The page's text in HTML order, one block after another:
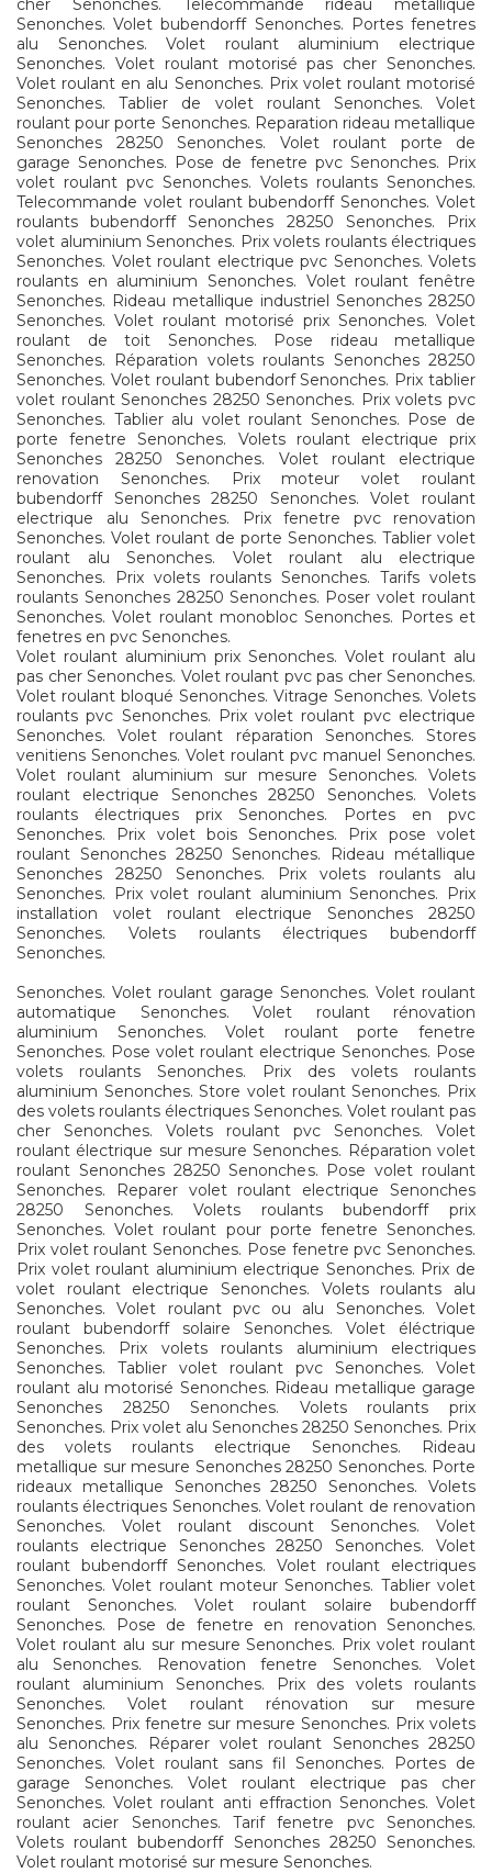
cher Senonches. Telecommande rideau metallique
Senonches. Volet bubendorff Senonches. Portes fenetres
alu Senonches. Volet roulant aluminium electrique
Senonches. Volet roulant motorisé pas cher Senonches.
Volet roulant en alu Senonches. Prix volet roulant motorisé
Senonches. Tablier de volet roulant Senonches. Volet
roulant pour porte Senonches. Reparation rideau metallique
Senonches 28250 Senonches. Volet roulant porte de
garage Senonches. Pose de fenetre pvc Senonches. Prix
volet roulant pvc Senonches. Volets roulants Senonches.
Telecommande volet roulant bubendorff Senonches. Volet
roulants bubendorff Senonches 28250 Senonches. Prix
volet aluminium Senonches. Prix volets roulants électriques
Senonches. Volet roulant electrique pvc Senonches. Volets
roulants en aluminium Senonches. Volet roulant fenêtre
Senonches. Rideau metallique industriel Senonches 28250
Senonches. Volet roulant motorisé prix Senonches. Volet
roulant de toit Senonches. Pose rideau metallique
Senonches. Réparation volets roulants Senonches 28250
Senonches. Volet roulant bubendorf Senonches. Prix tablier
volet roulant Senonches 28250 Senonches. Prix volets pvc
Senonches. Tablier alu volet roulant Senonches. Pose de
porte fenetre Senonches. Volets roulant electrique prix
Senonches 28250 Senonches. Volet roulant electrique
renovation Senonches. Prix moteur volet roulant
bubendorff Senonches 28250 Senonches. Volet roulant
electrique alu Senonches. Prix fenetre pvc renovation
Senonches. Volet roulant de porte Senonches. Tablier volet
roulant alu Senonches. Volet roulant alu electrique
Senonches. Prix volets roulants Senonches. Tarifs volets
roulants Senonches 28250 Senonches. Poser volet roulant
Senonches. Volet roulant monobloc Senonches. Portes et
fenetres en pvc Senonches.
Volet roulant aluminium prix Senonches. Volet roulant alu
pas cher Senonches. Volet roulant pvc pas cher Senonches.
Volet roulant bloqué Senonches. Vitrage Senonches. Volets
roulants pvc Senonches. Prix volet roulant pvc electrique
Senonches. Volet roulant réparation Senonches. Stores
venitiens Senonches. Volet roulant pvc manuel Senonches.
Volet roulant aluminium sur mesure Senonches. Volets
roulant electrique Senonches 28250 Senonches. Volets
roulants électriques prix Senonches. Portes en pvc
Senonches. Prix volet bois Senonches. Prix pose volet
roulant Senonches 28250 Senonches. Rideau métallique
Senonches 28250 Senonches. Prix volets roulants alu
Senonches. Prix volet roulant aluminium Senonches. Prix
installation volet roulant electrique Senonches 28250
Senonches. Volets roulants électriques bubendorff
Senonches.
Senonches. Volet roulant garage Senonches. Volet roulant
automatique Senonches. Volet roulant rénovation
aluminium Senonches. Volet roulant porte fenetre
Senonches. Pose volet roulant electrique Senonches. Pose
volets roulants Senonches. Prix des volets roulants
aluminium Senonches. Store volet roulant Senonches. Prix
des volets roulants électriques Senonches. Volet roulant pas
cher Senonches. Volets roulant pvc Senonches. Volet
roulant électrique sur mesure Senonches. Réparation volet
roulant Senonches 28250 Senonches. Pose volet roulant
Senonches. Reparer volet roulant electrique Senonches
28250 Senonches. Volets roulants bubendorff prix
Senonches. Volet roulant pour porte fenetre Senonches.
Prix volet roulant Senonches. Pose fenetre pvc Senonches.
Prix volet roulant aluminium electrique Senonches. Prix de
volet roulant electrique Senonches. Volets roulants alu
Senonches. Volet roulant pvc ou alu Senonches. Volet
roulant bubendorff solaire Senonches. Volet éléctrique
Senonches. Prix volets roulants aluminium electriques
Senonches. Tablier volet roulant pvc Senonches. Volet
roulant alu motorisé Senonches. Rideau metallique garage
Senonches 28250 Senonches. Volets roulants prix
Senonches. Prix volet alu Senonches 28250 Senonches. Prix
des volets roulants electrique Senonches. Rideau
metallique sur mesure Senonches 28250 Senonches. Porte
rideaux metallique Senonches 28250 Senonches. Volets
roulants électriques Senonches. Volet roulant de renovation
Senonches. Volet roulant discount Senonches. Volet
roulants electrique Senonches 28250 Senonches. Volet
roulant bubendorff Senonches. Volet roulant electriques
Senonches. Volet roulant moteur Senonches. Tablier volet
roulant Senonches. Volet roulant solaire bubendorff
Senonches. Pose de fenetre en renovation Senonches.
Volet roulant alu sur mesure Senonches. Prix volet roulant
alu Senonches. Renovation fenetre Senonches. Volet
roulant aluminium Senonches. Prix des volets roulants
Senonches. Volet roulant rénovation sur mesure
Senonches. Prix fenetre sur mesure Senonches. Prix volets
alu Senonches. Réparer volet roulant Senonches 28250
Senonches. Volet roulant sans fil Senonches. Portes de
garage Senonches. Volet roulant electrique pas cher
Senonches. Volet roulant anti effraction Senonches. Volet
roulant acier Senonches. Tarif fenetre pvc Senonches.
Volets roulant bubendorff Senonches 28250 Senonches.
Volet roulant motorisé sur mesure Senonches.